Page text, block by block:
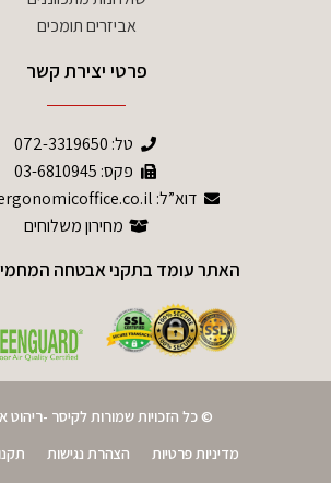
אביזרים תומכים
פרטי יצירת קשר
טל: 072-3319650
פקס: 03-6810945
דוא”ל: info@ergonomicoffice.co.il
מחירון משלוחים
האתר עומד בתקני אבטחה
© כל הזכויות שמורות לקיסר -ריהוט
מדיניות פרטיות
הצהרת נגישות